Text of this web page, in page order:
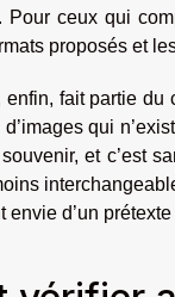
Pour ceux qui
proposés et
enfin, fait partie
qui
et c’est
d’un